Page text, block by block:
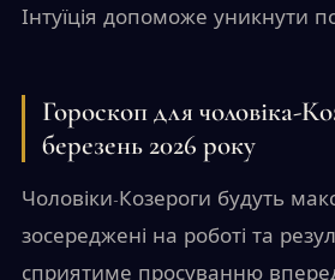
Інтуїція допоможе уникнути
Гороскоп для чоловіка-
березень 2026 року
Чоловіки-Козероги будуть
зосереджені на роботі та
сприятиме просуванню